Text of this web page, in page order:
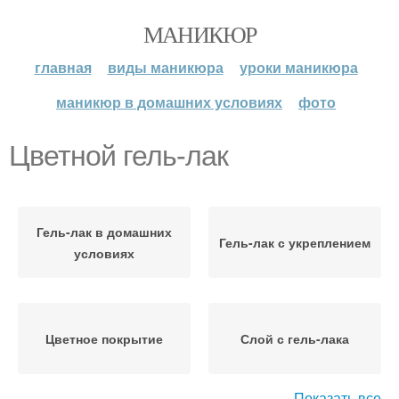
МАНИКЮР
главная виды маникюра
уроки маникюра
маникюр в домашних условиях
фото
Цветной гель-лак
Гель-лак в домашних
условиях
Гель-лак с укреплением
Цветное покрытие Слой с гель-лака